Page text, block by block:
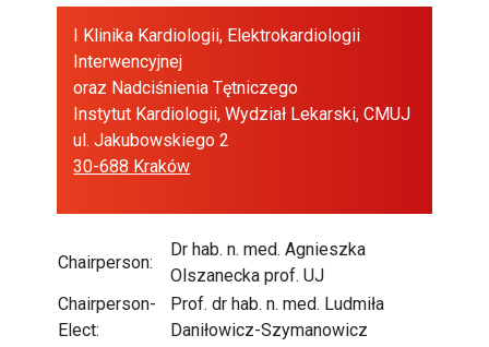
I Klinika Kardiologii, Elektrokardiologii
Interwencyjnej
oraz Nadciśnienia Tętniczego
Instytut Kardiologii, Wydział Lekarski, CMUJ
ul. Jakubowskiego 2
30-688 Kraków
Chairperson:
Dr hab. n. med. Agnieszka
Olszanecka prof. UJ
Chairperson-
Elect:
Prof. dr hab. n. med. Ludmiła
Daniłowicz-Szymanowicz